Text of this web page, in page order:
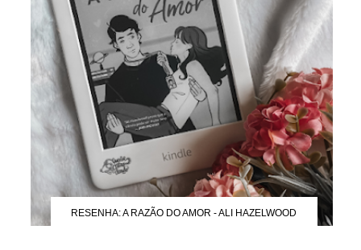
RESENHA: A RAZÃO DO AMOR - ALI HAZELWOOD